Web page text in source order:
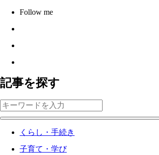
Follow me
記事を探す
くらし・手続き
子育て・学び